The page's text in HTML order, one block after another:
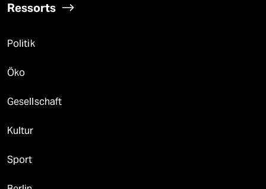
Ressorts
Politik
Öko
Gesellschaft
Kultur
Sport